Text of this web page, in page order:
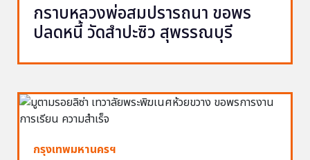
กราบหลวงพ่อสมปรารถนา ขอพร
ปลดหนี้ วัดสำปะซิว สุพรรณบุรี
กรุงเทพมหานครฯ